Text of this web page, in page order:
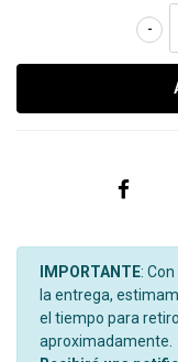
-
IMPORTANTE:
la entrega,
el tiempo para
aproximadamente.